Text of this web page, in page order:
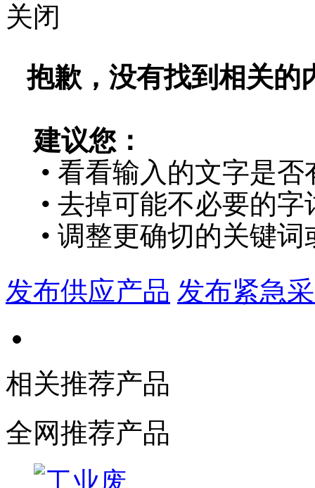
关闭
抱歉，没有找到相关的
建议您：
• 看看输入的文字是否
• 去掉可能不必要的字
• 调整更确切的关键
发布供应产品 发布紧急
相关推荐产品
全网推荐产品